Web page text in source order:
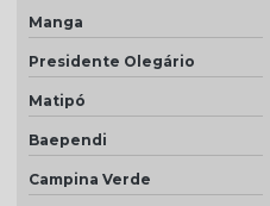
Manga
Presidente Olegário
Matipó
Baependi
Campina Verde